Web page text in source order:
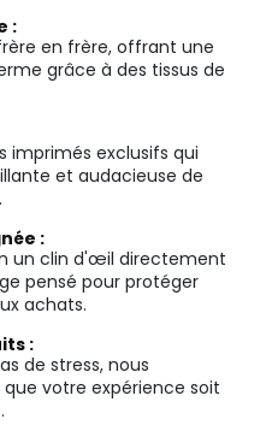
:
en frère, offrant une
grâce à des tissus de
imprimés exclusifs qui
et audacieuse de
:
un clin d'œil directement
pensé pour protéger
achats.
:
de stress, nous
votre expérience soit